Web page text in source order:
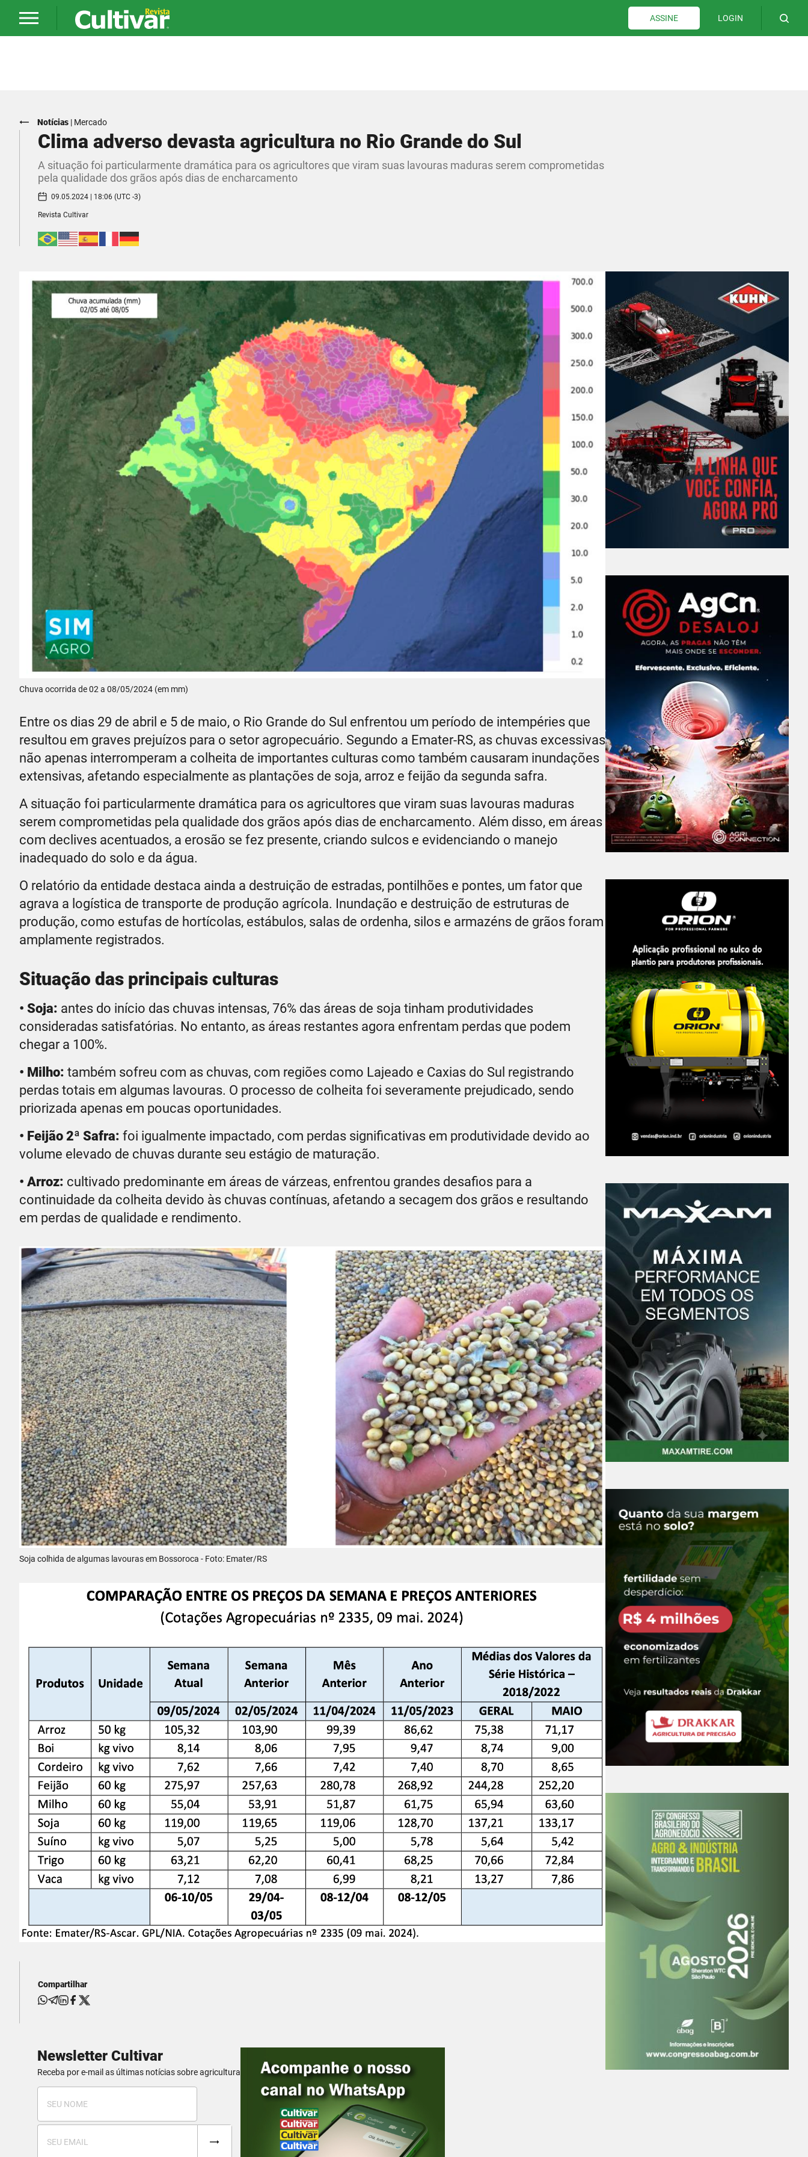
ASSINE LOGIN
Notícias | Mercado
Clima adverso devasta agricultura no Rio Grande do Sul
A situação foi particularmente dramática para os agricultores que viram suas lavouras maduras serem comprometidas
pela qualidade dos grãos após dias de encharcamento
09.05.2024 | 18:06 (UTC -3)
Revista Cultivar
Chuva ocorrida de 02 a 08/05/2024 (em mm)
Entre os dias 29 de abril e 5 de maio, o Rio Grande do Sul enfrentou um período de intempéries que
resultou em graves prejuízos para o setor agropecuário. Segundo a Emater-RS, as chuvas excessivas
não apenas interromperam a colheita de importantes culturas como também causaram inundações
extensivas, afetando especialmente as plantações de soja, arroz e feijão da segunda safra.
A situação foi particularmente dramática para os agricultores que viram suas lavouras maduras
serem comprometidas pela qualidade dos grãos após dias de encharcamento. Além disso, em áreas
com declives acentuados, a erosão se fez presente, criando sulcos e evidenciando o manejo
inadequado do solo e da água.
O relatório da entidade destaca ainda a destruição de estradas, pontilhões e pontes, um fator que
agrava a logística de transporte de produção agrícola. Inundação e destruição de estruturas de
produção, como estufas de hortícolas, estábulos, salas de ordenha, silos e armazéns de grãos foram
amplamente registrados.
Situação das principais culturas
• Soja: antes do início das chuvas intensas, 76% das áreas de soja tinham produtividades
consideradas satisfatórias. No entanto, as áreas restantes agora enfrentam perdas que podem
chegar a 100%.
• Milho: também sofreu com as chuvas, com regiões como Lajeado e Caxias do Sul registrando
perdas totais em algumas lavouras. O processo de colheita foi severamente prejudicado, sendo
priorizada apenas em poucas oportunidades.
• Feijão 2ª Safra: foi igualmente impactado, com perdas significativas em produtividade devido ao
volume elevado de chuvas durante seu estágio de maturação.
• Arroz: cultivado predominante em áreas de várzeas, enfrentou grandes desafios para a
continuidade da colheita devido às chuvas contínuas, afetando a secagem dos grãos e resultando
em perdas de qualidade e rendimento.
Soja colhida de algumas lavouras em Bossoroca - Foto: Emater/RS
Compartilhar
Newsletter Cultivar
Receba por e-mail as últimas notícias sobre agricultura